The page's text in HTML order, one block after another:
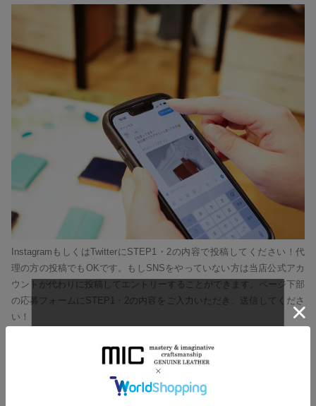
ご応募受付は9月4日(月)を持ち
InstagramもしくはTwitterにSTEP1・2の内容で投稿してください！代
理の方の投稿でもOKです。もしSNSをやっていない方は当店公式アカ
ウントが代わりに投稿してエントリーすることができます。ページ下部
の応募フォームにSTEP1・2の内容をご入力いただき、送信してくださ
い！
グランプリの他、「エイジング」「エピソード」「コ
レクション」と2つの特別賞で表彰します。ぜひあなた
とご愛用品の物語をお聞かせください。